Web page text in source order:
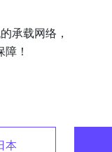
承载网络，
！
本